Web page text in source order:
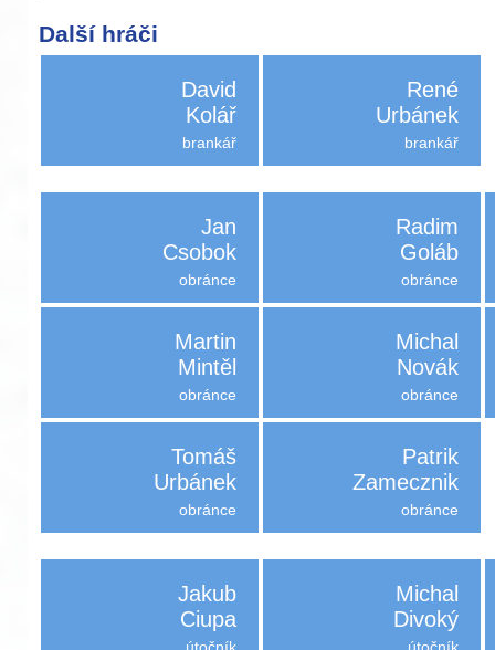
Další hráči
David
Kolář
brankář
René
Urbánek
brankář
Jan
Csobok
obránce
Radim
Goláb
obránce
Martin
Mintěl
obránce
Michal
Novák
obránce
Tomáš
Urbánek
obránce
Patrik
Zamecznik
obránce
Jakub
Ciupa
útočník
Michal
Divoký
útočník